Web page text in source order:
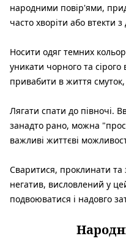
народними повір'ями,
часто хворіти або втекти з
Носити одяг темних
уникати чорного та
привабити в життя смуток,
Лягати спати до півночі.
занадто рано, можна
важливі життєві
Сваритися, проклинати та
негатив, висловлений у
подвоюватися і надовго